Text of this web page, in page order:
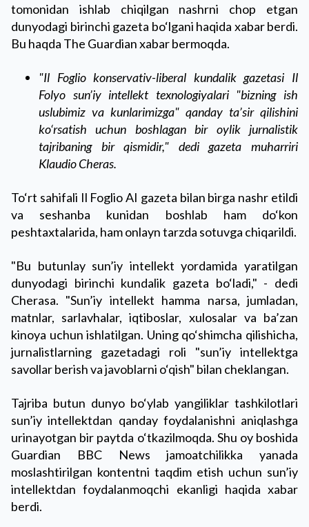
tomonidan ishlab chiqilgan nashrni chop etgan
dunyodagi birinchi gazeta bo‘lgani haqida xabar berdi.
Bu haqda The Guardian xabar bermoqda.
"Il Foglio konservativ-liberal kundalik gazetasi Il
Folyo sun’iy intellekt texnologiyalari "bizning ish
uslubimiz va kunlarimizga" qanday ta’sir qilishini
ko‘rsatish uchun boshlagan bir oylik jurnalistik
tajribaning bir qismidir," dedi gazeta muharriri
Klaudio Cheras.
To‘rt sahifali Il Foglio AI gazeta bilan birga nashr etildi
va seshanba kunidan boshlab ham do‘kon
peshtaxtalarida, ham onlayn tarzda sotuvga chiqarildi.
"Bu butunlay sun’iy intellekt yordamida yaratilgan
dunyodagi birinchi kundalik gazeta bo‘ladi," - dedi
Cherasa. "Sun’iy intellekt hamma narsa, jumladan,
matnlar, sarlavhalar, iqtiboslar, xulosalar va ba’zan
kinoya uchun ishlatilgan. Uning qo‘shimcha qilishicha,
jurnalistlarning gazetadagi roli "sun’iy intellektga
savollar berish va javoblarni o‘qish" bilan cheklangan.
Tajriba butun dunyo bo‘ylab yangiliklar tashkilotlari
sun’iy intellektdan qanday foydalanishni aniqlashga
urinayotgan bir paytda o‘tkazilmoqda. Shu oy boshida
Guardian BBC News jamoatchilikka yanada
moslashtirilgan kontentni taqdim etish uchun sun’iy
intellektdan foydalanmoqchi ekanligi haqida xabar
berdi.